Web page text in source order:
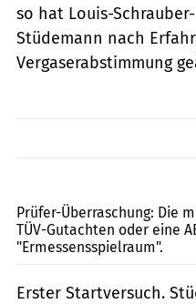
so hat Louis-
Stüdemann nach
Vergaserabstimmung
Prüfer-Überraschung: Die
TÜV-Gutachten oder eine
"Ermessensspielraum".
Erster Startversuch.